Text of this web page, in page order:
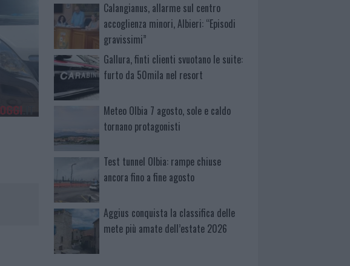
Calangianus, allarme sul centro
accoglienza minori, Albieri: “Episodi
gravissimi”
Gallura, finti clienti svuotano le suite:
furto da 50mila nel resort
Meteo Olbia 7 agosto, sole e caldo
tornano protagonisti
Test tunnel Olbia: rampe chiuse
ancora fino a fine agosto
Aggius conquista la classifica delle
mete più amate dell’estate 2026